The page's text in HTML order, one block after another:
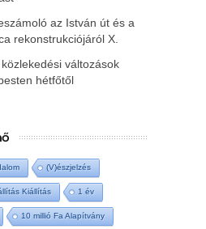
az István út és a
rekonstrukciójáról X.
változások
hétfőtől
(V)észjelzés
Kiállítás 1 év
10 millió Fa Alapítvány